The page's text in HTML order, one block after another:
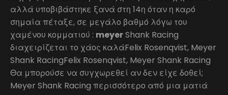
αλλά υποβιβάστηκε ξανά στη 14η όταν η καρό
σημαία πέταξε, σε μεγάλο βαθμό λόγω του
χαμένου κομματιού : meyerShank Racing
διαχειρίζεται το χάος καλάFelix Rosenqvist, Meyer
Shank RacingFelix Rosenqvist, Meyer Shank Racing
Θα μπορούσε να συγχωρεθεί αν δεν είχε δοθεί;
Meyer Shank Racing περισσότερο από μια ματιά